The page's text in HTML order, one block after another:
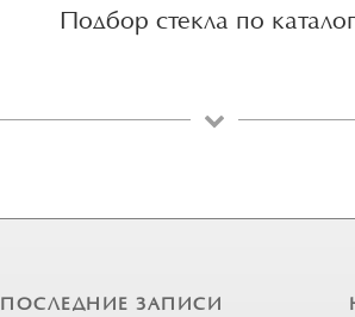
Подбор стекла по
ПОСЛЕДНИЕ ЗАПИСИ